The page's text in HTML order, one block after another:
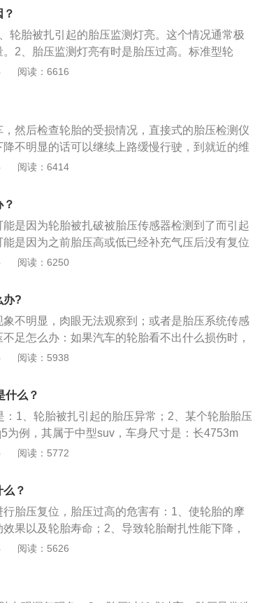
传感器损坏：胎压传感器是用来监测轮胎胎压
胎充气口相连，如果在行驶中轮胎被磕顶坏胎压
起。对于传感器的损坏问题，只能更换全新的配
轮胎被扎引起的胎压监测灯亮。这个情况通常极
2、胎压监测灯亮有时是胎压过高。标准型轮
2.8-2.9bar；最高气压：不应大于3.5bar。所以当
某个轮胎胎压过低，高速运转使胎温升高，进而
车休息或更换备胎。4、久未加气的胎压变低引
1.8以下时，引起的胎压监测灯亮。
阅读：6616
然后检查轮胎的受损情况，直接式的胎压检测仪
不明显的话可以继续上路缓慢行驶，到就近的维
快，那必须更换备胎后再继续行驶。以下关于汽
2.4至2.5bar，满载时的胎压在2.6至2.8bar。
阅读：6414
是因为轮胎被扎破被胎压传感器检测到了而引起
是因为之前胎压高或低已经补充气压后没有复位
还有可能是胎压传感器出现故障了导致胎压灯亮
检查和调整气压。胎压监测没有复位：轮胎充气
导致胎压监测系统中记录的还是原先的数据，胎
要进行胎压复位即可。胎压传感器损坏：胎压传
接安装在轮胎内部，与轮胎充气口相连，如果在
，也会导致胎压故障灯亮起。对于传感器的损坏
阅读：6250
办?
不明显，肉眼无法观察到；或者是胎压系统传感
足怎么办：如果汽车的轮胎看不出什么损伤时，
复位胎压系统就行。如果检查汽车轮胎发现轮胎
没有破洞，可能是因为轮毂变形造成的漏气，建
工作原理是：利用安装在轮胎里的压力传感器测
将压力信息从轮胎内部发送到中央接收器模块
阅读：5938
什么？
1、轮胎被扎引起的胎压异常；2、某个轮胎胎压
为例，其属于中型suv，车身尺寸是：长4753m
轴距为2908mm，油箱容积为73l，车身重量为185
马力是190ps，最大功率是140kw，最大扭矩是32
变速箱。
阅读：5772
？
胎压复位，胎压过高的危害有：1、使轮胎的摩
果以及轮胎寿命；2、导致轮胎耐扎性能下降，
面中央的花纹局部磨损，使轮胎寿命下降，车身
驶中受到的负荷增大，耐轧性能下降；5、遇到
扎入胎内，受到冲击产生内裂和爆破，造成爆
阅读：5626